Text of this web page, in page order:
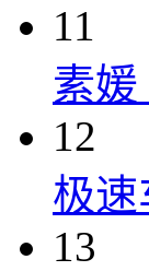
11
素媛
12
极速
13